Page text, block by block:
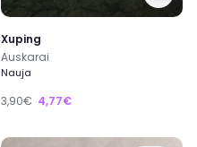
Xuping
Auskarai
Nauja
3,90€ 4,77€